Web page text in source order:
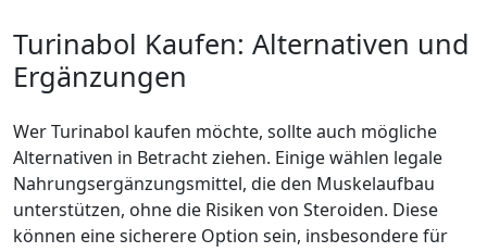
Turinabol Kaufen: Alternativen und
Ergänzungen
Wer Turinabol kaufen möchte, sollte auch mögliche
Alternativen in Betracht ziehen. Einige wählen legale
Nahrungsergänzungsmittel, die den Muskelaufbau
unterstützen, ohne die Risiken von Steroiden. Diese
können eine sicherere Option sein, insbesondere für